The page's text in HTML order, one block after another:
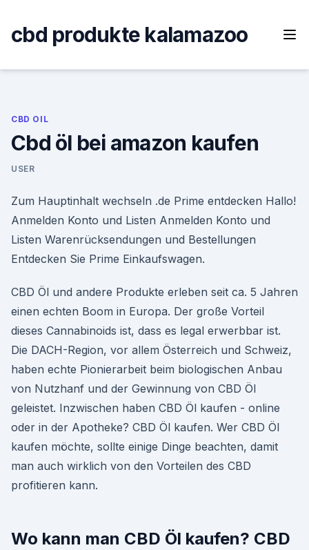
content
cbd produkte kalamazoo
CBD OIL
Cbd öl bei amazon kaufen
USER
Zum Hauptinhalt wechseln .de Prime entdecken Hallo!
Anmelden Konto und Listen Anmelden Konto und
Listen Warenrücksendungen und Bestellungen
Entdecken Sie Prime Einkaufswagen.
CBD Öl und andere Produkte erleben seit ca. 5 Jahren
einen echten Boom in Europa. Der große Vorteil
dieses Cannabinoids ist, dass es legal erwerbbar ist.
Die DACH-Region, vor allem Österreich und Schweiz,
haben echte Pionierarbeit beim biologischen Anbau
von Nutzhanf und der Gewinnung von CBD Öl
geleistet. Inzwischen haben CBD Öl kaufen - online
oder in der Apotheke? CBD Öl kaufen. Wer CBD Öl
kaufen möchte, sollte einige Dinge beachten, damit
man auch wirklich von den Vorteilen des CBD
profitieren kann.
Wo kann man CBD Öl kaufen? CBD